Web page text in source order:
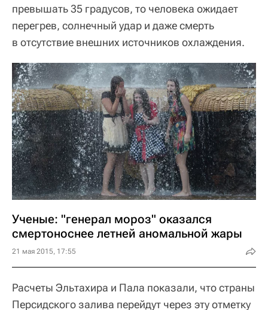
превышать 35 градусов, то человека ожидает
перегрев, солнечный удар и даже смерть
в отсутствие внешних источников охлаждения.
Ученые: "генерал мороз" оказался
смертоноснее летней аномальной жары
21 мая 2015, 17:55
Расчеты Эльтахира и Пала показали, что страны
Персидского залива перейдут через эту отметку